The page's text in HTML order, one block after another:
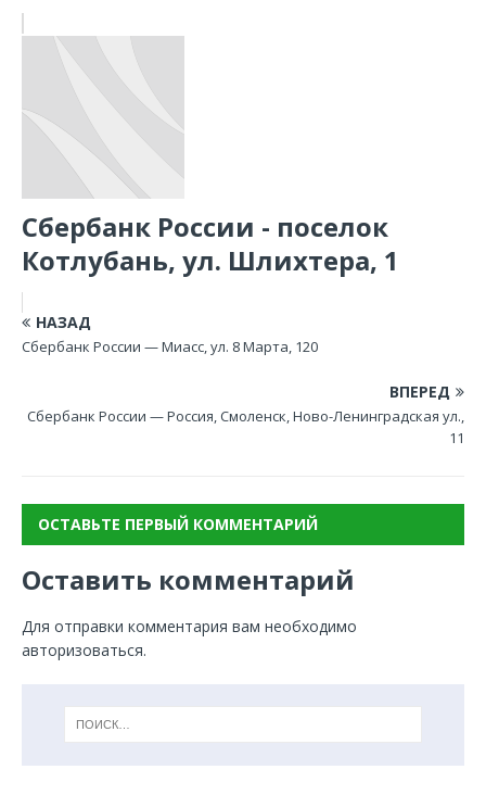
Сбербанк России - поселок
Котлубань, ул. Шлихтера, 1
НАЗАД
Сбербанк России — Миасс, ул. 8 Марта, 120
ВПЕРЕД
Сбербанк России — Россия, Смоленск, Ново-Ленинградская ул.,
11
ОСТАВЬТЕ ПЕРВЫЙ КОММЕНТАРИЙ
Оставить комментарий
Для отправки комментария вам необходимо
авторизоваться.